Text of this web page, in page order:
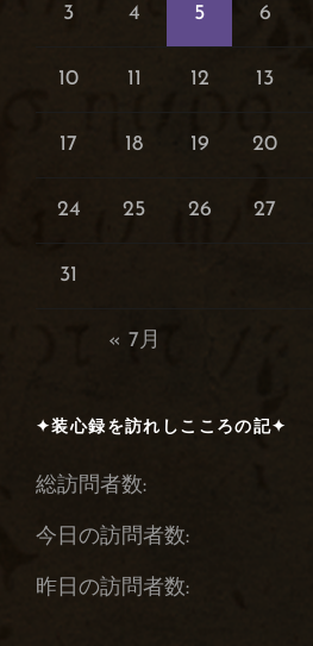
« 7月
3 4 5 6
10 11 12 13
17 18 19 20
24 25 26 27
31
✦装心録を訪れしこころの記✦
総訪問者数:
今日の訪問者数:
昨日の訪問者数: